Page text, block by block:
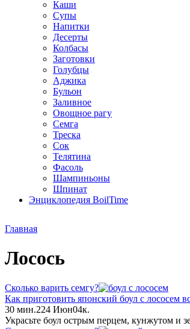
Каши
Супы
Напитки
Десерты
Колбасы
Заготовки
Голубцы
Аджика
Бульон
Заливное
Овощное рагу
Семга
Треска
Сок
Телятина
Фасоль
Шампиньоны
Шпинат
Энциклопедия BoilTime
Главная
Лосось
Сколько варить семгу?
Как приготовить японский боул с лососем
30 мин.224 Июн04к.
Украсьте боул острым перцем, кунжутом и